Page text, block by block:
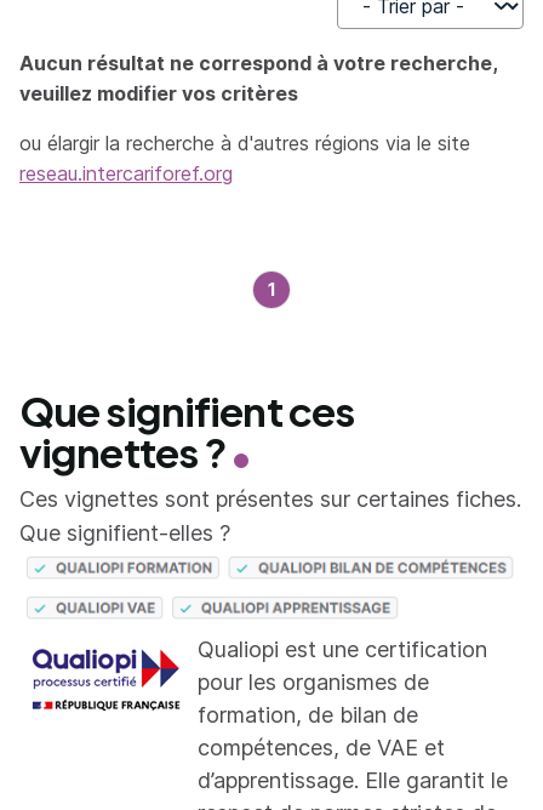
Trier par
Aucun résultat ne correspond à votre recherche,
veuillez modifier vos critères
ou élargir la recherche à d'autres régions via le site
reseau.intercariforef.org
1
Que signifient ces
vignettes ?
Ces vignettes sont présentes sur certaines fiches.
Que signifient-elles ?
Qualiopi est une certification
pour les organismes de
formation, de bilan de
compétences, de VAE et
d’apprentissage. Elle garantit le